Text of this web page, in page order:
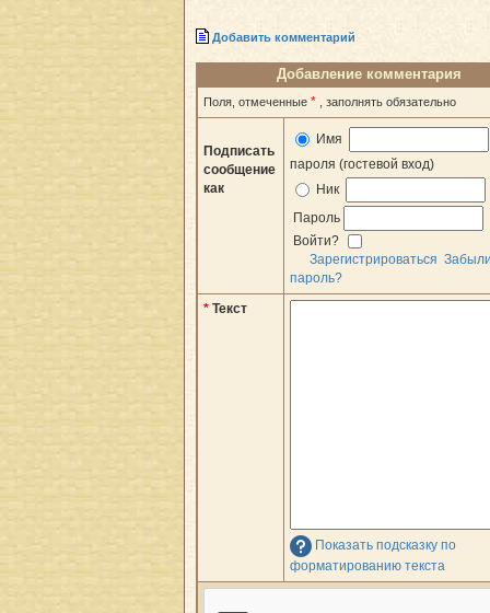
Добавить комментарий
Добавление комментария
Поля, отмеченные * , заполнять обязательно
Подписать
сообщение
как
Имя
пароля (гостевой вход)
Ник
Пароль
Войти?
Зарегистрироваться
пароль?
* Текст
Показать подсказку по
форматированию текста